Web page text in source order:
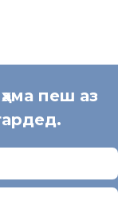
пеш аз